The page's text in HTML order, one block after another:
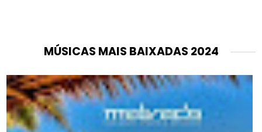
MÚSICAS MAIS BAIXADAS 2024